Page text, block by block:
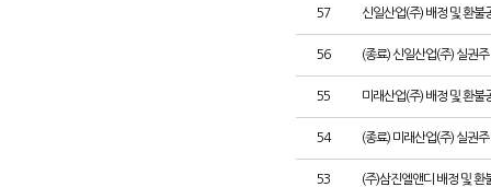
57 신일산업(주) 배정 및 환불
56 (종료) 신일산업(주) 실권
55 미래산업(주) 배정 및 환불
54 (종료) 미래산업(주) 실권
53 (주)삼진엘앤디 배정 및 환